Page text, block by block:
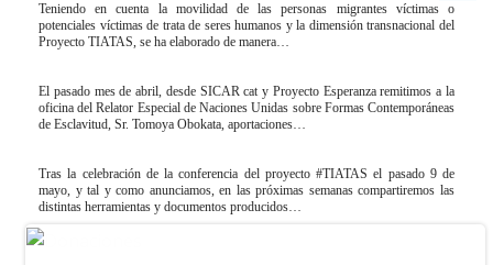
Teniendo en cuenta la movilidad de las personas migrantes víctimas o
potenciales víctimas de trata de seres humanos y la dimensión transnacional del
Proyecto TIATAS, se ha elaborado de manera…
El pasado mes de abril, desde SICAR cat y Proyecto Esperanza remitimos a la
oficina del Relator Especial de Naciones Unidas sobre Formas Contemporáneas
de Esclavitud, Sr. Tomoya Obokata, aportaciones…
Tras la celebración de la conferencia del proyecto #TIATAS el pasado 9 de
mayo, y tal y como anunciamos, en las próximas semanas compartiremos las
distintas herramientas y documentos producidos…